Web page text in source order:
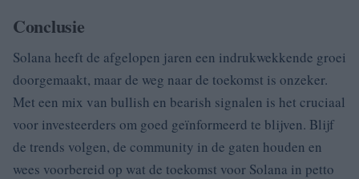
Conclusie
Solana heeft de afgelopen jaren een indrukwekkende groei
doorgemaakt, maar de weg naar de toekomst is onzeker.
Met een mix van bullish en bearish signalen is het cruciaal
voor investeerders om goed geïnformeerd te blijven. Blijf
de trends volgen, de community in de gaten houden en
wees voorbereid op wat de toekomst voor Solana in petto